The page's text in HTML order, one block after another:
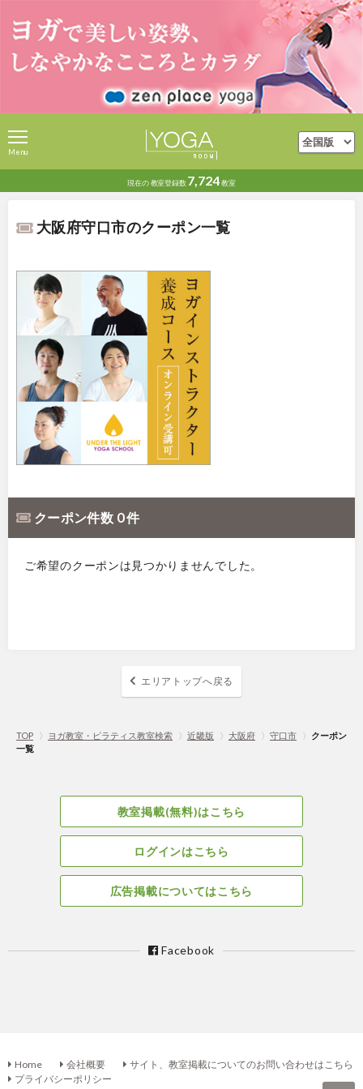
現在の教室登録数 7,724教室
Menu
大阪府守口市のクーポン一覧
クーポン件数 0 件
ご希望のクーポンは見つかりませんでした。
エリアトップへ戻る
TOP 〉 ヨガ教室・ピラティス教室検索 〉 近畿版 〉 大阪府 〉 守口市 〉 クーポン
一覧
教室掲載(無料)はこちら
ログインはこちら
広告掲載についてはこちら
Facebook
Home 会社概要
サイト、教室掲載についてのお問い合わせはこちら
プライバシーポリシー